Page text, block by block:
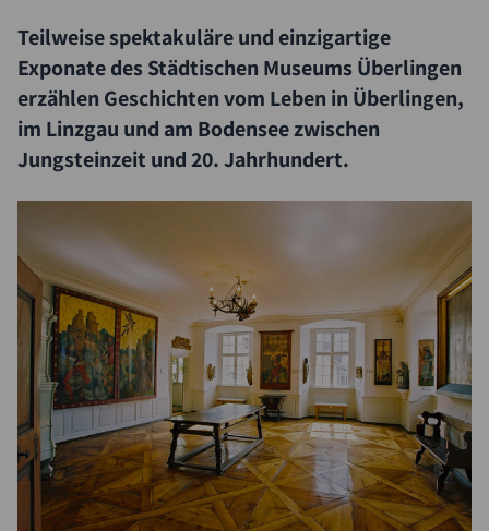
Teilweise spektakuläre und einzigartige
Exponate des Städtischen Museums Überlingen
erzählen Geschichten vom Leben in Überlingen,
im Linzgau und am Bodensee zwischen
Jungsteinzeit und 20. Jahrhundert.